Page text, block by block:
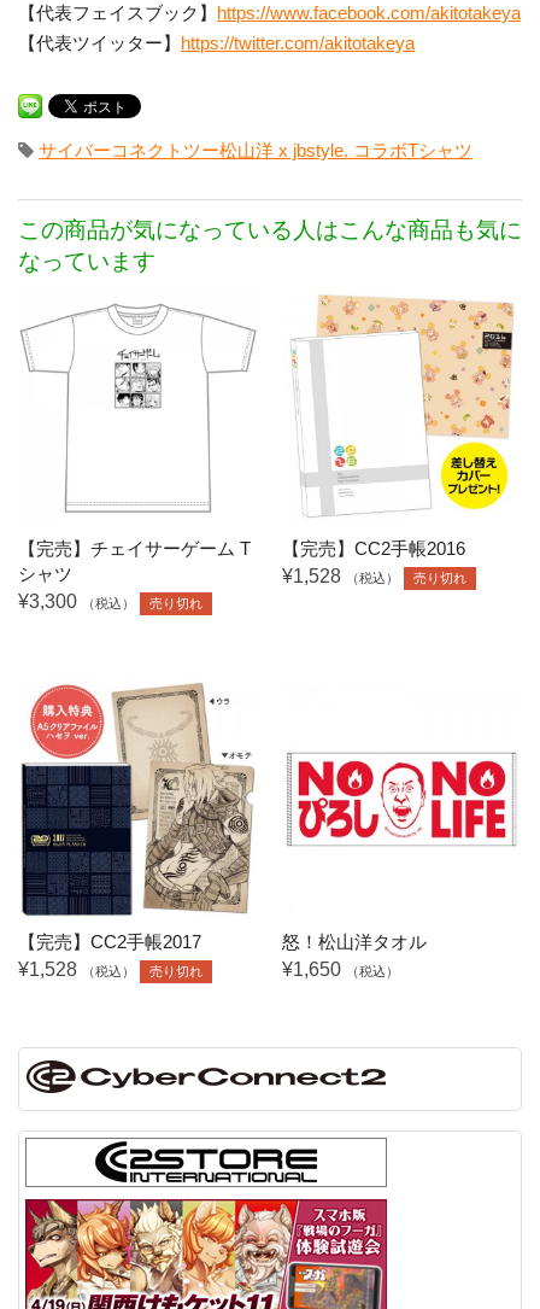
【代表フェイスブック】 https://www.facebook.com/akitotakeya
【代表ツイッター】 https://twitter.com/akitotakeya
サイバーコネクトツー松山洋 x jbstyle. コラボTシャツ
この商品が気になっている人はこんな商品も気に
なっています
【完売】チェイサーゲーム T
シャツ
¥3,300
（税込） 売り切れ
【完売】CC2手帳2016
¥1,528
（税込） 売り切れ
【完売】CC2手帳2017
¥1,528
（税込） 売り切れ
怒！松山洋タオル
¥1,650
（税込）